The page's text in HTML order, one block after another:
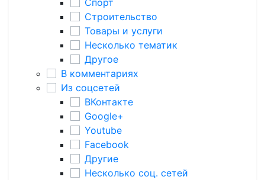
Строительство
Товары и услуги
Несколько тематик
Другое
В комментариях
Из соцсетей
ВКонтакте
Google+
Youtube
Facebook
Другие
Несколько соц. сетей